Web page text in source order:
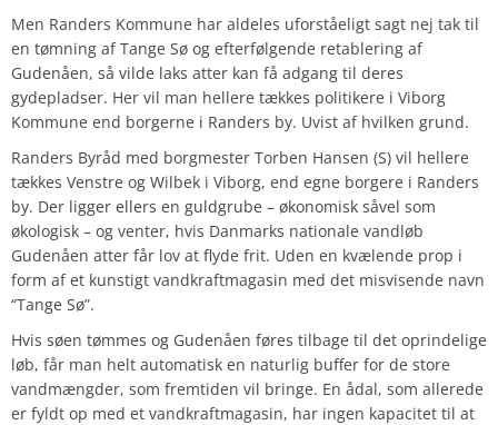
Men Randers Kommune har aldeles uforståeligt sagt nej tak til
en tømning af Tange Sø og efterfølgende retablering af
Gudenåen, så vilde laks atter kan få adgang til deres
gydepladser. Her vil man hellere tækkes politikere i Viborg
Kommune end borgerne i Randers by. Uvist af hvilken grund.
Randers Byråd med borgmester Torben Hansen (S) vil hellere
tækkes Venstre og Wilbek i Viborg, end egne borgere i Randers
by. Der ligger ellers en guldgrube – økonomisk såvel som
økologisk – og venter, hvis Danmarks nationale vandløb
Gudenåen atter får lov at flyde frit. Uden en kvælende prop i
form af et kunstigt vandkraftmagasin med det misvisende navn
“Tange Sø”.
Hvis søen tømmes og Gudenåen føres tilbage til det oprindelige
løb, får man helt automatisk en naturlig buffer for de store
vandmængder, som fremtiden vil bringe. En ådal, som allerede
er fyldt op med et vandkraftmagasin, har ingen kapacitet til at